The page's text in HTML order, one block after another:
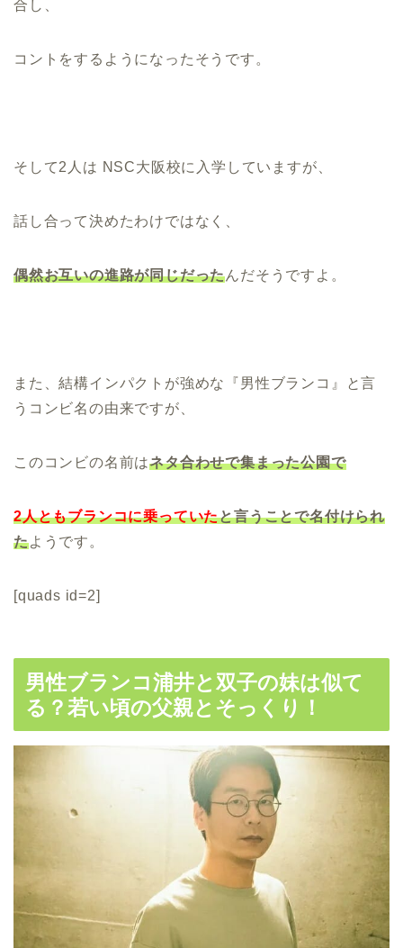
合し、
コントをするようになったそうです。
そして2人は NSC大阪校に入学していますが、
話し合って決めたわけではなく、
偶然お互いの進路が同じだったんだそうですよ。
また、結構インパクトが強めな『男性ブランコ』と言
うコンビ名の由来ですが、
このコンビの名前はネタ合わせで集まった公園で
2人ともブランコに乗っていたと言うことで名付けられ
たようです。
[quads id=2]
男性ブランコ浦井と双子の妹は似て
る？若い頃の父親とそっくり！